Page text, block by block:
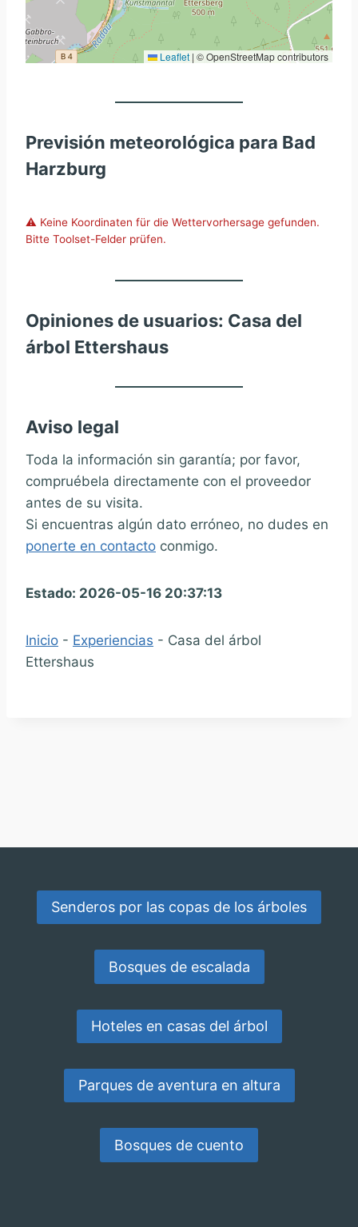
Leaflet | © OpenStreetMap contributors
Previsión meteorológica para Bad
Harzburg
⚠️ Keine Koordinaten für die Wettervorhersage gefunden.
Bitte Toolset-Felder prüfen.
Opiniones de usuarios: Casa del
árbol Ettershaus
Aviso legal
Toda la información sin garantía; por favor,
compruébela directamente con el proveedor
antes de su visita.
Si encuentras algún dato erróneo, no dudes en
ponerte en contacto conmigo.
Estado: 2026-05-16 20:37:13
Inicio - Experiencias - Casa del árbol
Ettershaus
Senderos por las copas de los árboles
Bosques de escalada
Hoteles en casas del árbol
Parques de aventura en altura
Bosques de cuento